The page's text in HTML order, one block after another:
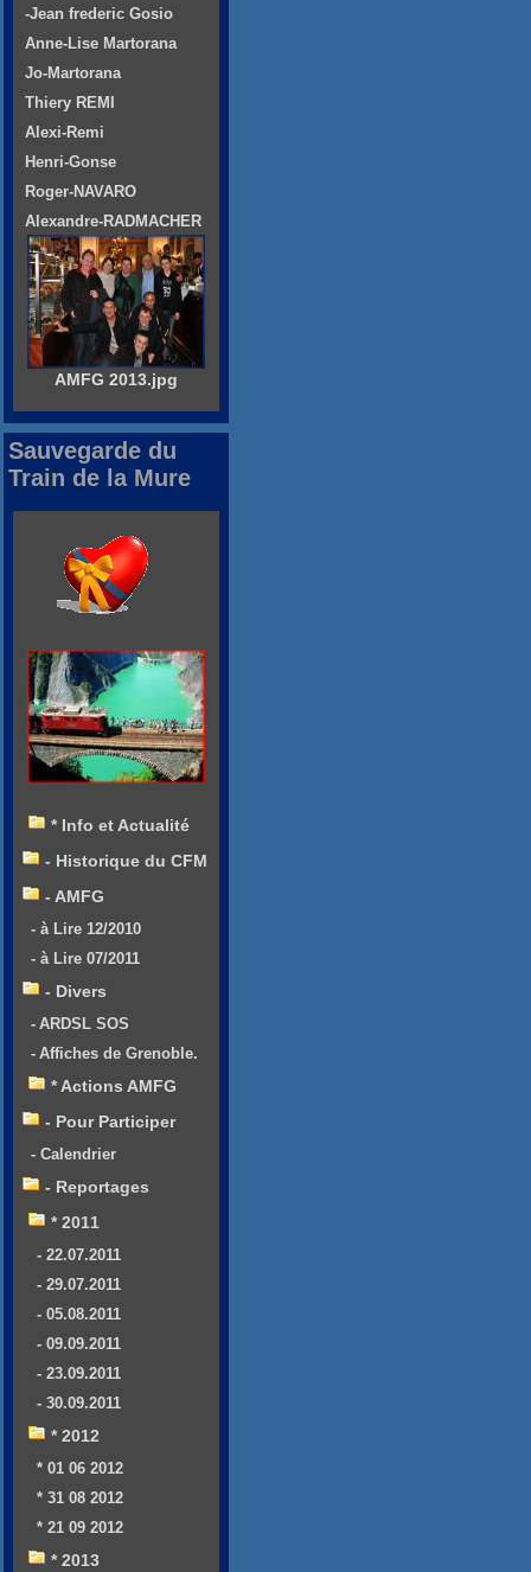
-Jean frederic Gosio
Anne-Lise Martorana
Jo-Martorana
Thiery REMI
Alexi-Remi
Henri-Gonse
Roger-NAVARO
Alexandre-RADMACHER
AMFG 2013.jpg
Sauvegarde du
Train de la Mure
* Info et Actualité
- Historique du CFM
- AMFG
- à Lire 12/2010
- à Lire 07/2011
- Divers
- ARDSL SOS
- Affiches de Grenoble.
* Actions AMFG
- Pour Participer
- Calendrier
- Reportages
* 2011
- 22.07.2011
- 29.07.2011
- 05.08.2011
- 09.09.2011
- 23.09.2011
- 30.09.2011
* 2012
* 01 06 2012
* 31 08 2012
* 21 09 2012
* 2013